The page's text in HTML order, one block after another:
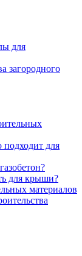
для
загородного
подходит для
для крыши?
материалов